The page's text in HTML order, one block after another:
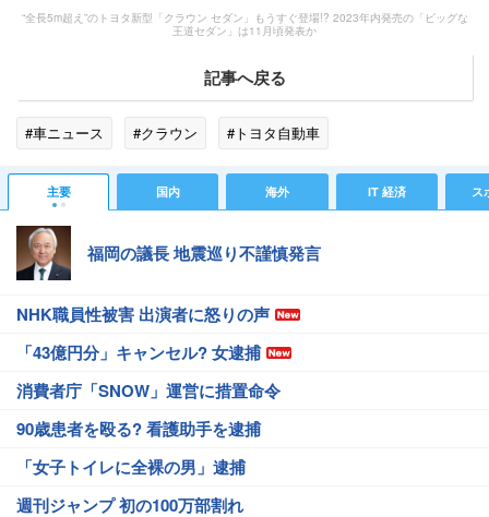
“全長5m超え”のトヨタ新型「クラウン セダン」もうすぐ登場!? 2023年内発売の「ビッグな
王道セダン」は11月頃発表か
記事へ戻る
#車ニュース #クラウン #トヨタ自動車
主要 国内 海外 IT 経済 ス
福岡の議長 地震巡り不謹慎発言
NHK職員性被害 出演者に怒りの声
「43億円分」キャンセル? 女逮捕
消費者庁「SNOW」運営に措置命令
90歳患者を殴る? 看護助手を逮捕
「女子トイレに全裸の男」逮捕
週刊ジャンプ 初の100万部割れ